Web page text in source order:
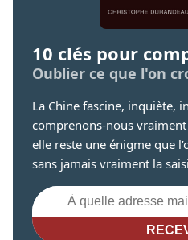
10 clés pour
Oublier ce que l'on
La Chine fascine, inquiète,
comprenons-nous vraiment
elle reste une énigme que
sans jamais vraiment la